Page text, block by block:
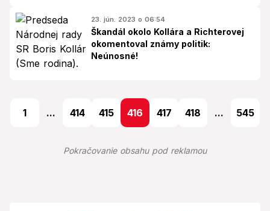
23. jún. 2023 o 06:54
Škandál okolo Kollára a Richterovej
okomentoval známy politik:
Neúnosné!
1 ... 414 415 416 417 418 ... 545
Pokračovanie obsahu pod reklamou